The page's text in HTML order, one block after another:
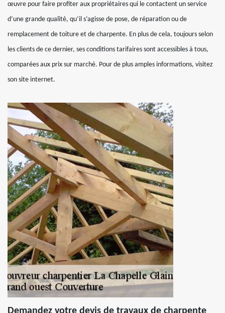
œuvre pour faire profiter aux propriétaires qui le contactent un service
d’une grande qualité, qu’il s’agisse de pose, de réparation ou de
remplacement de toiture et de charpente. En plus de cela, toujours selon
les clients de ce dernier, ses conditions tarifaires sont accessibles à tous,
comparées aux prix sur marché. Pour de plus amples informations, visitez
son site internet.
Demandez votre devis de travaux de charpente